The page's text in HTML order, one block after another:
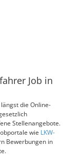
Job in
die Online-
Stellenangebote.
wie LKW-
Bewerbungen in